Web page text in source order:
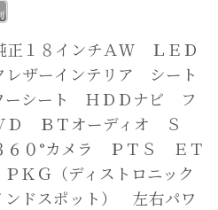
１８インチＡＷ ＬＥＤ
ザーインテリア シート
ーシート ＨＤＤナビ フ
ＢＴオーディオ Ｓ
０°カメラ ＰＴＳ ＥＴ
ＫＧ（ディストロニック
ンドスポット） 左右パワ